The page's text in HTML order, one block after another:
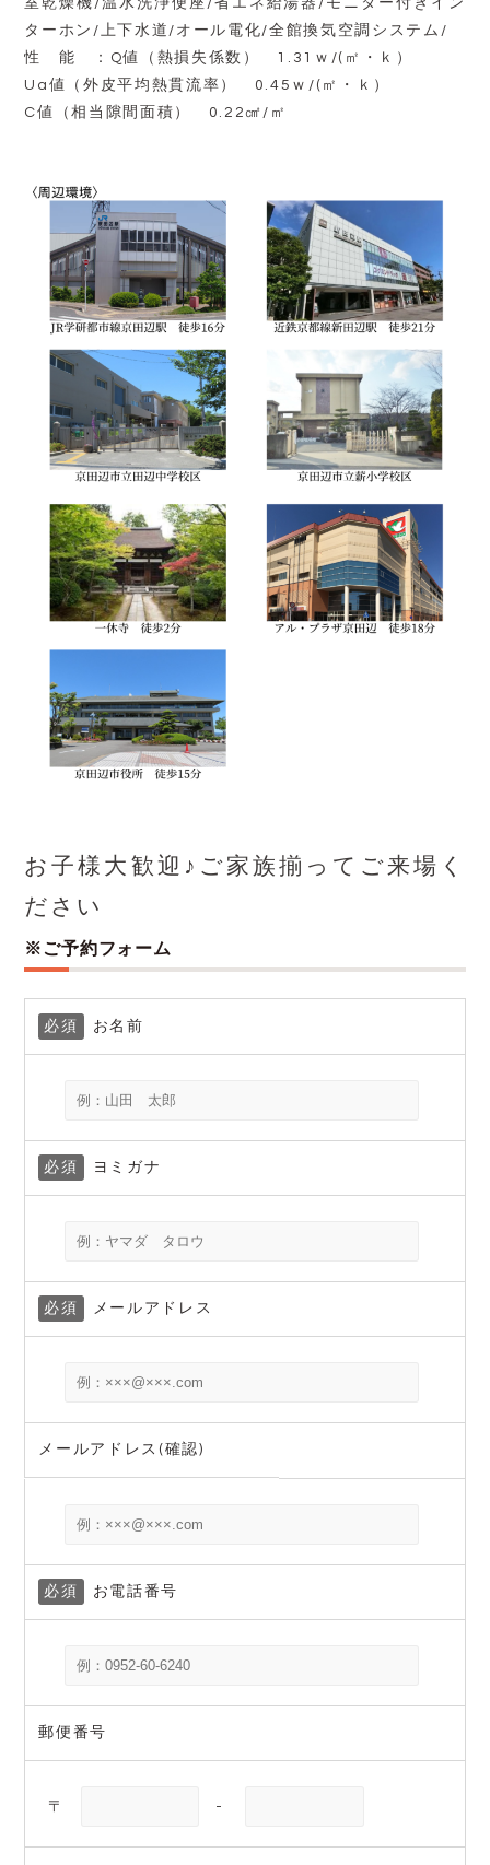
ターホン/上下水道/オール電化/全館換気空調システム/
性 能 ：Q値（熱損失係数） 1.31ｗ/(㎡・ｋ）
Ua値（外皮平均熱貫流率） 0.45ｗ/(㎡・ｋ）
C値（相当隙間面積） 0.22㎠/㎡
お子様大歓迎♪ご家族揃ってご来場く
ださい
※ご予約フォーム
必須 お名前
必須 ヨミガナ
必須 メールアドレス
メールアドレス(確認)
必須 お電話番号
郵便番号
〒 -